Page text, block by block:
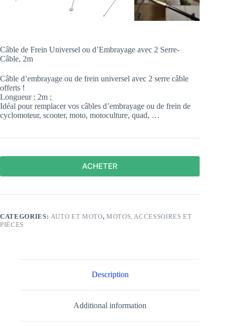
Câble de Frein Universel ou d’Embrayage avec 2 Serre-
Câble, 2m
Câble d’embrayage ou de frein universel avec 2 serre câble
offerts !
Longueur : 2m ;
Idéal pour remplacer vos câbles d’embrayage ou de frein de
cyclomoteur, scooter, moto, motoculture, quad, …
ACHETER
CATEGORIES: AUTO ET MOTO, MOTOS, ACCESSOIRES ET
PIÈCES
Description
Additional information